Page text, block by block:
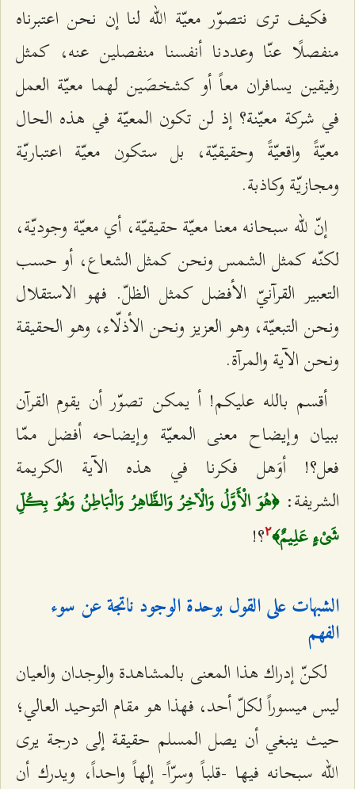
فكيف ترى نتصوّر معيّة الله لنا إن نحن اعتبرناه
منفصلًا عنّا وعددنا أنفسنا منفصلين عنه، كمثل
رفيقين يسافران معاً أو كشخصَين لهما معيّة العمل
في شركة معيّنة؟ إذ لن تكون المعيّة في هذه الحال
معيّةً واقعيّةً وحقيقيّة، بل ستكون معيّة اعتباريّة
ومجازيّة وكاذبة.
إنّ للّه سبحانه معنا معيّة حقيقيّة، أي معيّة وجوديّة،
لكنّه كمثل الشمس ونحن كمثل الشعاع، أو حسب
التعبير القرآنيّ الأفضل كمثل الظلّ. فهو الاستقلال
ونحن التبعيّة، وهو العزيز ونحن الأذلّاء، وهو الحقيقة
ونحن الآية والمرآة.
أقسم بالله عليكم! أ يمكن تصوّر أن يقوم القرآن
ببيان وإيضاح معنى المعيّة وإيضاحه أفضل ممّا
فعل؟! أوَهل فكرنا في هذه الآية الكريمة
الشريفة:﴿هُوَ الْأَوَّلُ وَالْآخِرُ وَالظَّاهِرُ وَالْبَاطِنُ وَهُوَ بِكُلِّ
شَيْ‌ءٍ عَلِيمٌ‌﴾٢؟!
الشبهات على القول بوحدة الوجود ناتجة عن سوء
الفهم
لكنّ إدراك هذا المعنى بالمشاهدة والوجدان والعيان
ليس ميسوراً لكلّ أحد، فهذا هو مقام التوحيد العالي؛
حيث ينبغي أن يصل المسلم حقيقة إلى درجة يرى
الله سبحانه فيها -قلباً وسرّاً- إلهاً واحداً، ويدرك أن